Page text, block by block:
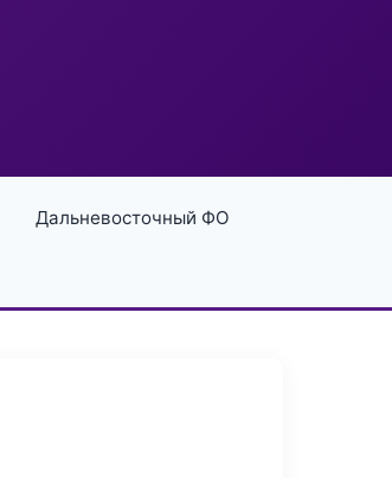
Дальневосточный ФО